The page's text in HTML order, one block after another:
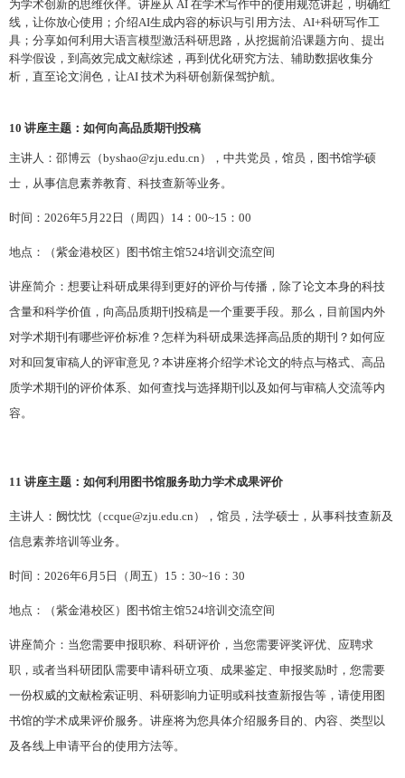
为学术创新的思维伙伴。讲座从 AI 在学术写作中的使用规范讲起，明确红
线，让你放心使用； 介绍AI生成内容的标识与引用方法、AI+科研写作工
具；分享如何利用大语言模型激活科研思路，从挖掘前沿课题方向、提出
科学假设，到高效完成文献综述，再到优化研究方法、辅助数据收集分
析，直至论文润色，让AI 技术为科研创新保驾护航。
10 讲座主题：如何向高品质期刊投稿
主讲人：邵博云 （byshao@zju.edu.cn ） ， 中共党员， 馆员，图书馆学硕
士，从事信息素养教育、科技查新等业务 。
时间： 2026年5 月 22 日（周四 ） 1 4 ： 00~1 5 ： 00
地点：（紫金港校区）图书馆主馆524培训交流空间
讲座简介：想要让科研成果得到更好的评价与传播，除了论文本身的科技
含量和科学价值，向高品质期刊投稿是一个重要手段。那么，目前国内外
对学术期刊有哪些评价标准？怎样为科研成果选择高品质的期刊？如何应
对和回复审稿人的评审意见？本讲座将介绍学术论文的特点与格式、高品
质学术期刊的评价体系、如何查找与选择期刊以及如何与审稿人交流等内
容。
1 1 讲座主题：如何利用图书馆服务助力学术成果评价
主讲人：阙忱忱 （ccque@zju.edu.cn ） ， 馆员，法学硕士 ， 从事科技查新及
信息素养培训等业务。
时间： 2026年6 月 5 日（周五） 1 5 ： 30~1 6 ： 30
地点：（紫金港校区）图书馆主馆524培训交流空间
讲座简介：当您需要申报职称、科研评价，当您需要评奖评优、应聘求
职，或者当科研团队需要申请科研立项、成果鉴定、申报奖励时，您需要
一份权威的文献检索证明、科研影响力证明或科技查新报告等，请使用图
书馆的学术成果评价服务。讲座将为您具体介绍服务目的、内容、类型以
及各线上申请平台的使用方法等。